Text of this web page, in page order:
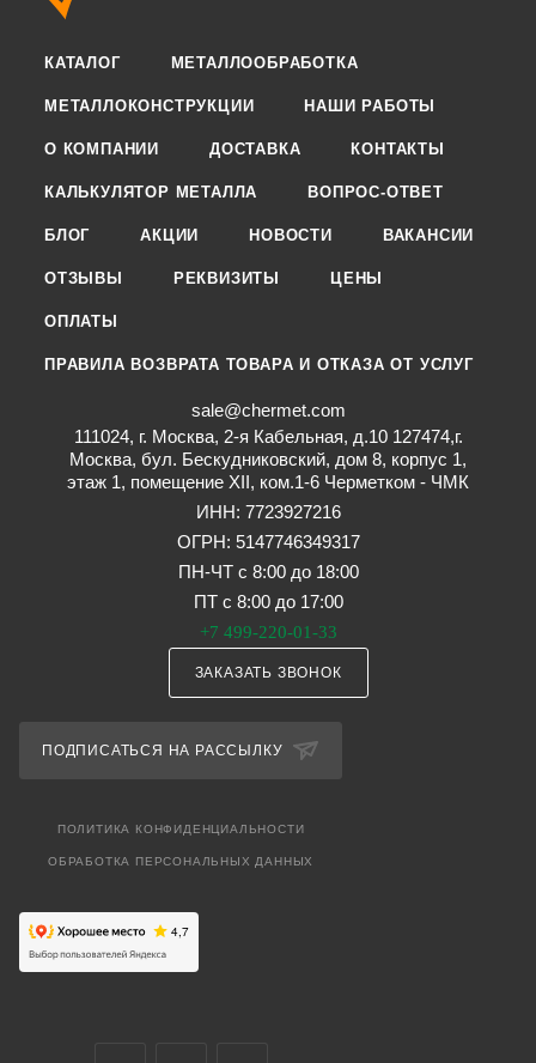
КАТАЛОГ МЕТАЛЛООБРАБОТКА
МЕТАЛЛОКОНСТРУКЦИИ НАШИ РАБОТЫ
О КОМПАНИИ ДОСТАВКА КОНТАКТЫ
КАЛЬКУЛЯТОР МЕТАЛЛА ВОПРОС-ОТВЕТ
БЛОГ АКЦИИ НОВОСТИ ВАКАНСИИ
ОТЗЫВЫ РЕКВИЗИТЫ ЦЕНЫ
ОПЛАТЫ
ПРАВИЛА ВОЗВРАТА ТОВАРА И ОТКАЗА ОТ УСЛУГ
sale@chermet.com
111024, г. Москва, 2-я Кабельная, д.10 127474,г.
Москва, бул. Бескудниковский, дом 8, корпус 1,
этаж 1, помещение XII, ком.1-6 Черметком - ЧМК
ИНН: 7723927216
ОГРН: 5147746349317
ПН-ЧТ с 8:00 до 18:00
ПТ с 8:00 до 17:00
+7 499-220-01-33
ЗАКАЗАТЬ ЗВОНОК
ПОДПИСАТЬСЯ НА РАССЫЛКУ
ПОЛИТИКА КОНФИДЕНЦИАЛЬНОСТИ
ОБРАБОТКА ПЕРСОНАЛЬНЫХ ДАННЫХ